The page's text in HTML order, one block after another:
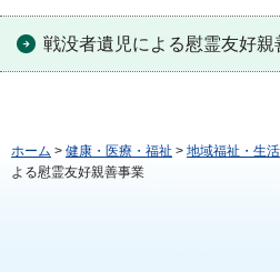
戦没者遺児による慰霊友好親
ホーム > 健康・医療・福祉 > 地域福祉・生
よる慰霊友好親善事業